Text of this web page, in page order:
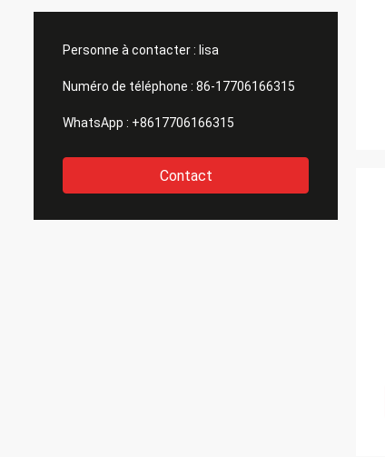
Personne à contacter : lisa
Numéro de téléphone : 86-17706166315
WhatsApp : +8617706166315
Contact